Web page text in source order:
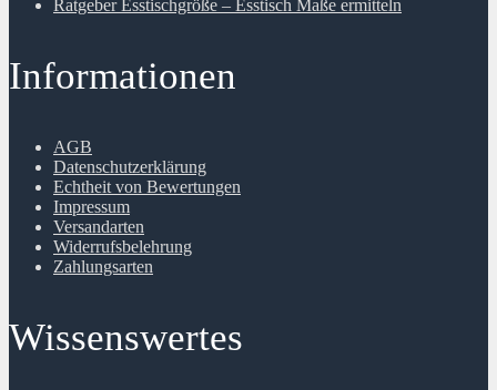
Ratgeber Esstischgröße – Esstisch Maße ermitteln
Informationen
AGB
Datenschutzerklärung
Echtheit von Bewertungen
Impressum
Versandarten
Widerrufsbelehrung
Zahlungsarten
Wissenswertes